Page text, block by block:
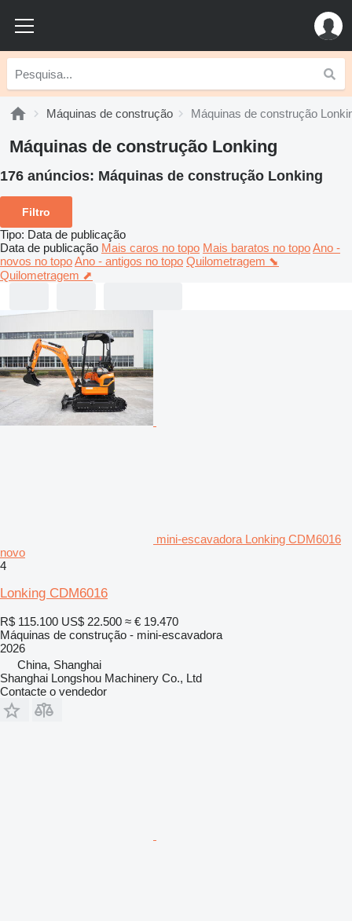
Máquinas de construção Máquinas de construção
Máquinas de construção Lonking
176 anúncios: Máquinas de construção Lonking
Filtro
Tipo: Data de publicação
Data de publicação Mais caros no topo Mais baratos no topoAno -
novos no topoAno - antigos no topo Quilometragem ⬊
Quilometragem ⬈
mini-escavadora Lonking CDM6016
novo
4
Lonking CDM6016
R$ 115.100 US$ 22.500 ≈ € 19.470
Máquinas de construção - mini-escavadora
2026
China, Shanghai
Shanghai Longshou Machinery Co., Ltd
Contacte o vendedor